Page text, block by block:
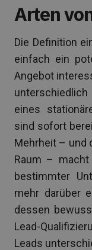
Arten
Die Definition
einfach ein
Angebot
eines
sind sofort
Mehrheit – und
Raum –
bestimmter
mehr darüber
dessen
Lead-
Leads